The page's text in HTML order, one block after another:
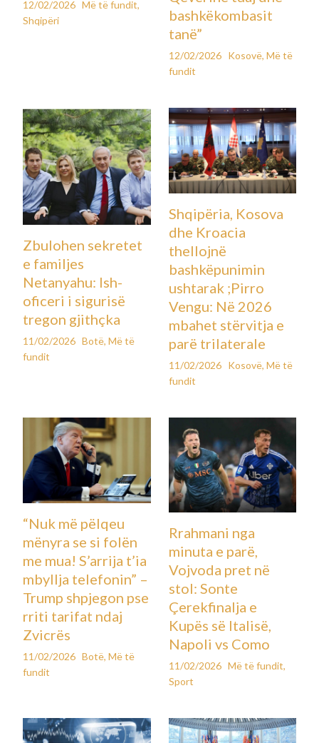
12/02/2026 Më të fundit,
Shqipëri
bashkëkombasit
tanë”
12/02/2026 Kosovë, Më të
fundit
Zbulohen sekretet
e familjes
Netanyahu: Ish-
oficeri i sigurisë
tregon gjithçka
11/02/2026 Botë,Më të
fundit
Shqipëria, Kosova
dhe Kroacia
thellojnë
bashkëpunimin
ushtarak ;Pirro
Vengu: Në 2026
mbahet stërvitja e
parë trilaterale
11/02/2026 Kosovë, Më të
fundit
“Nuk më pëlqeu
mënyra se si folën
me mua! S’arrija t’ia
mbyllja telefonin” –
Trump shpjegon pse
rriti tarifat ndaj
Zvicrës
11/02/2026 Botë,Më të
fundit
Rrahmani nga
minuta e parë,
Vojvoda pret në
stol: Sonte
Çerekfinalja e
Kupës së Italisë,
Napoli vs Como
11/02/2026 Më të fundit,
Sport